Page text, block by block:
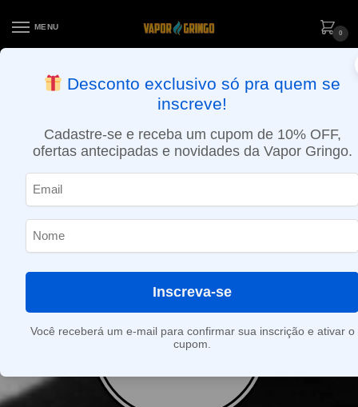
MENU
0
APROVADOS ATÉ 15:30 VIA MOTOBOY
Crocrância
Desconto exclusivo só pra quem se
inscreve!
Cadastre-se e receba um cupom de 10% OFF,
ofertas antecipadas e novidades da Vapor Gringo.
Inscreva-se
Você receberá um e-mail para confirmar sua inscrição e ativar o
cupom.